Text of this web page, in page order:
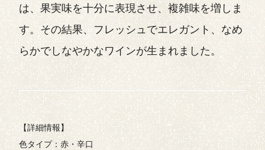
は、果実味を十分に表現させ、複雑味を増しま
す。その結果、フレッシュでエレガント、なめ
らかでしなやかなワインが生まれました。
【詳細情報】
色タイプ：赤・辛口